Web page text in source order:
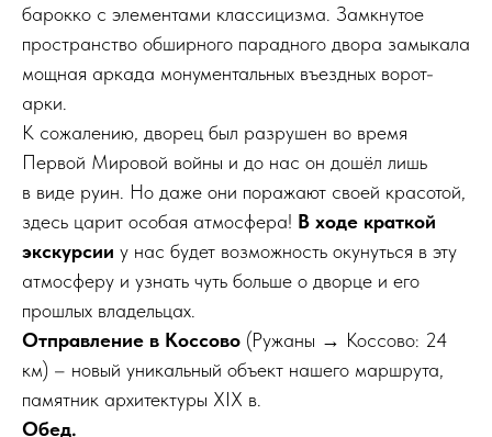
барокко с элементами классицизма. Замкнутое
пространство обширного парадного двора замыкала
мощная аркада монументальных въездных ворот-
арки.
К сожалению, дворец был разрушен во время
Первой Мировой войны и до нас он дошёл лишь
в виде руин. Но даже они поражают своей красотой,
здесь царит особая атмосфера! В ходе краткой
экскурсии у нас будет возможность окунуться в эту
атмосферу и узнать чуть больше о дворце и его
прошлых владельцах.
Отправление в Коссово (Ружаны → Коссово: 24
км) – новый уникальный объект нашего маршрута,
памятник архитектуры XIX в.
Обед.